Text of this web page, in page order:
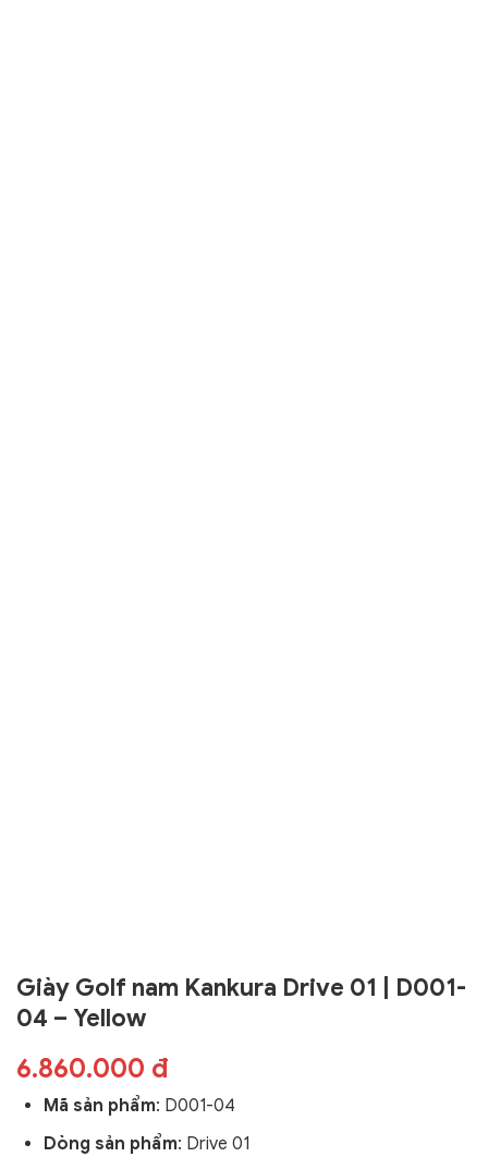
Giày Golf nam Kankura Drive 01 | D001-
04 – Yellow
6.860.000 đ
Mã sản phẩm: D001-04
Dòng sản phẩm: Drive 01